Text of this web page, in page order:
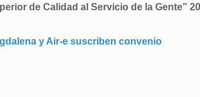
de Calidad al Servicio de la Gente”
y Air-e suscriben convenio